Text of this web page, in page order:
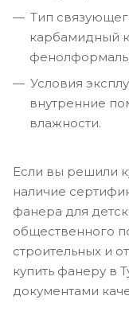
Тип
карбамидный
Условия
внутренние
влажности.
Если вы решили
наличие
фанера для
общественного
строительных и
купить фанеру в
документами